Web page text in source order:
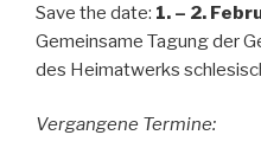
Save the date: 1. – 2.
Gemeinsame Tagung der
des Heimatwerks
Vergangene Termine: